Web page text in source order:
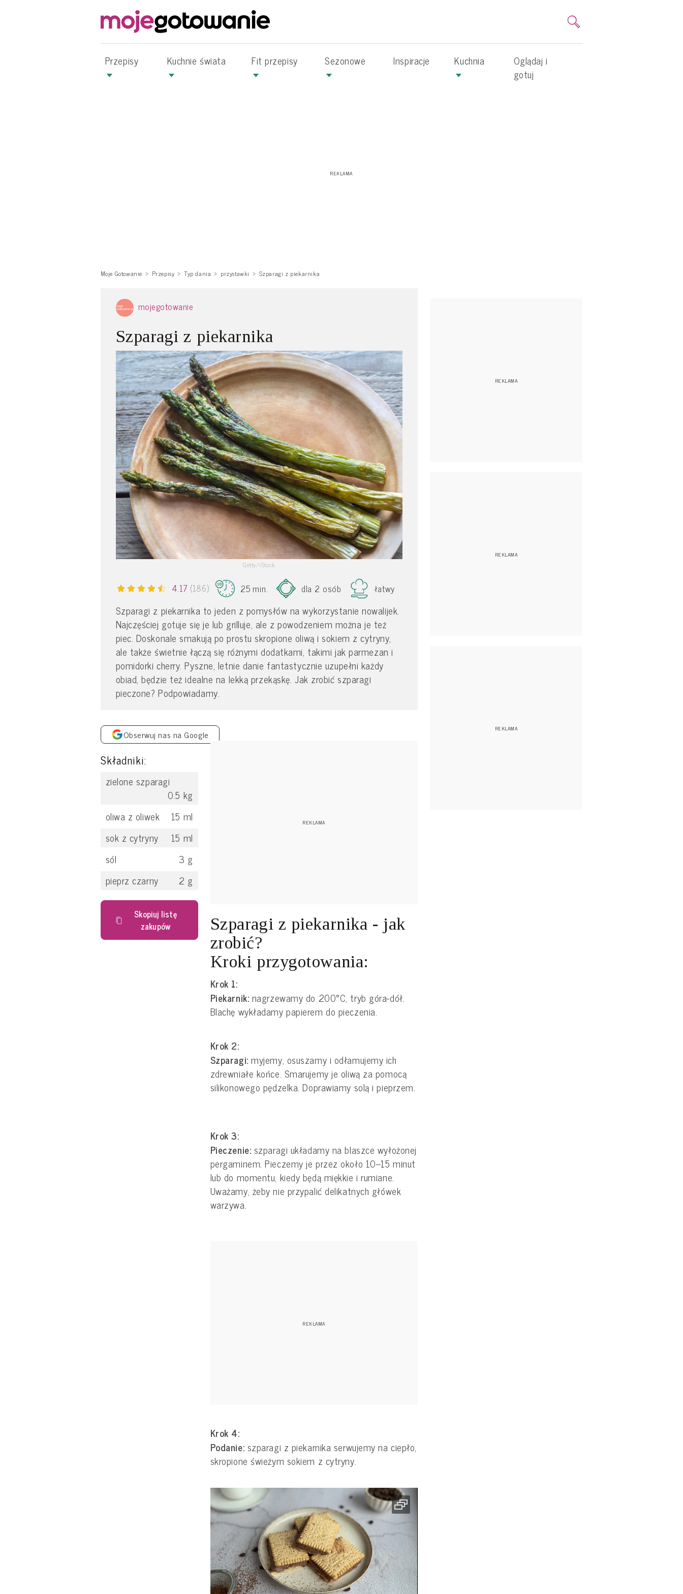
Przepisy Kuchnie świata Fit przepisy Sezonowe Inspiracje Kuchnia
Oglądaj i
gotuj
Moje Gotowanie Przepisy Typ dania przystawki Szparagi z piekarnika
mojegotowanie
Szparagi z piekarnika
Getty/iStock
4.17 (186) 25 min. dla 2 osób łatwy
Szparagi z piekarnika to jeden z pomysłów na wykorzystanie nowalijek.
Najczęściej gotuje się je lub grilluje, ale z powodzeniem można je też
piec. Doskonale smakują po prostu skropione oliwą i sokiem z cytryny,
ale także świetnie łączą się różnymi dodatkami, takimi jak parmezan i
pomidorki cherry. Pyszne, letnie danie fantastycznie uzupełni każdy
obiad, będzie też idealne na lekką przekąskę. Jak zrobić szparagi
pieczone? Podpowiadamy.
Obserwuj nas na Google
Składniki:
zielone szparagi
0.5 kg
oliwa z oliwek
15 ml
sok z cytryny
15 ml
sól
3 g
pieprz czarny
2 g
Skopiuj listę
zakupów
Szparagi z piekarnika - jak
zrobić?
Kroki przygotowania:
Krok 1:
Piekarnik: nagrzewamy do 200°C, tryb góra-dół.
Blachę wykładamy papierem do pieczenia.
Krok 2:
Szparagi: myjemy, osuszamy i odłamujemy ich
zdrewniałe końce. Smarujemy je oliwą za pomocą
silikonowego pędzelka. Doprawiamy solą i pieprzem.
Krok 3:
Pieczenie: szparagi układamy na blaszce wyłożonej
pergaminem. Pieczemy je przez około 10–15 minut
lub do momentu, kiedy będą miękkie i rumiane.
Uważamy, żeby nie przypalić delikatnych główek
warzywa.
Krok 4:
Podanie: szparagi z piekarnika serwujemy na ciepło,
skropione świeżym sokiem z cytryny.